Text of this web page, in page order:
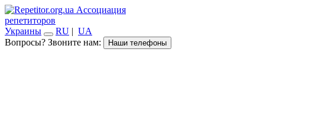
Ассоциация
репетиторов
Украины
RU | UA
Вопросы? Звоните нам:
Наши телефоны